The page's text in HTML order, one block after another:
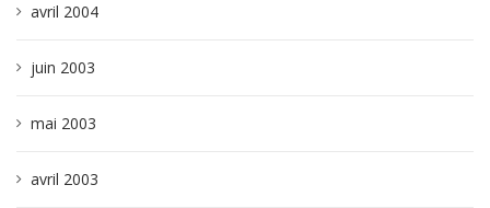
avril 2004
juin 2003
mai 2003
avril 2003